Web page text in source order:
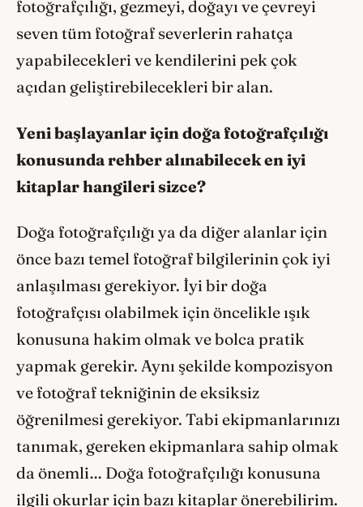
fotoğrafçılığı, gezmeyi, doğayı ve çevreyi
seven tüm fotoğraf severlerin rahatça
yapabilecekleri ve kendilerini pek çok
açıdan geliştirebilecekleri bir alan.
Yeni başlayanlar için doğa fotoğrafçılığı
konusunda rehber alınabilecek en iyi
kitaplar hangileri sizce?
Doğa fotoğrafçılığı ya da diğer alanlar için
önce bazı temel fotoğraf bilgilerinin çok iyi
anlaşılması gerekiyor. İyi bir doğa
fotoğrafçısı olabilmek için öncelikle ışık
konusuna hakim olmak ve bolca pratik
yapmak gerekir. Aynı şekilde kompozisyon
ve fotoğraf tekniğinin de eksiksiz
öğrenilmesi gerekiyor. Tabi ekipmanlarınızı
tanımak, gereken ekipmanlara sahip olmak
da önemli… Doğa fotoğrafçılığı konusuna
ilgili okurlar için bazı kitaplar önerebilirim.